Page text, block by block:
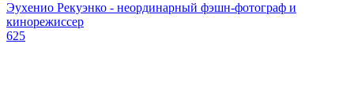
Эухенио Рекуэнко - неординарный фэшн-фотограф и
кинорежиссер
625